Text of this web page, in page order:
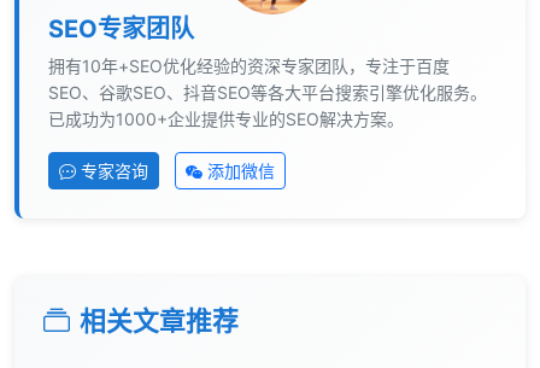
SEO专家团队
拥有10年+SEO优化经验的资深专家团队，专注于百度
SEO、谷歌SEO、抖音SEO等各大平台搜索引擎优化服务。
已成功为1000+企业提供专业的SEO解决方案。
专家咨询 添加微信
相关文章推荐